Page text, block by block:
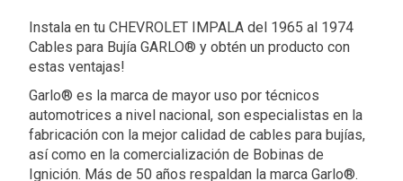
Instala en tu CHEVROLET IMPALA del 1965 al 1974
Cables para Bujía GARLO® y obtén un producto con
estas ventajas!
Garlo® es la marca de mayor uso por técnicos
automotrices a nivel nacional, son especialistas en la
fabricación con la mejor calidad de cables para bujías,
así como en la comercialización de Bobinas de
Ignición. Más de 50 años respaldan la marca Garlo®.